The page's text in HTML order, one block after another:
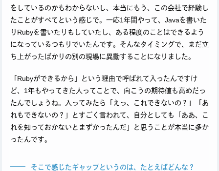
をしているのかもわからないし、本当にもう、この会社で経験し
たことがすべてという感じで。一応1年間やって、Javaを書いた
りRubyを書いたりもしていたし、ある程度のことはできるよう
になっているつもりでいたんです。そんなタイミングで、まだ立
ち上がったばかりの別の現場に異動することになりました。
「Rubyができるから」という理由で呼ばれて入ったんですけ
ど、1年もやってきた人ってことで、向こうの期待値も高めだっ
たんでしょうね。入ってみたら「えっ、これできないの？」「あ
れもできないの？」とすごく言われて、自分としても「ああ、こ
れを知っておかないとまずかったんだ」と思うことが本当に多か
ったんです。
そこで感じたギャップというのは、たとえばどんな？